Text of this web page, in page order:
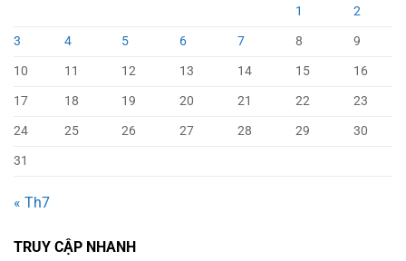
1
2
3
4 5 6 7 8
9
10
11 12 13 14 15
16
17
18 19 20 21 22
23
24
25 26 27 28 29
30
31
« Th7
TRUY CẬP NHANH